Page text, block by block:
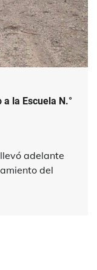
la Escuela N.°
adelante
del